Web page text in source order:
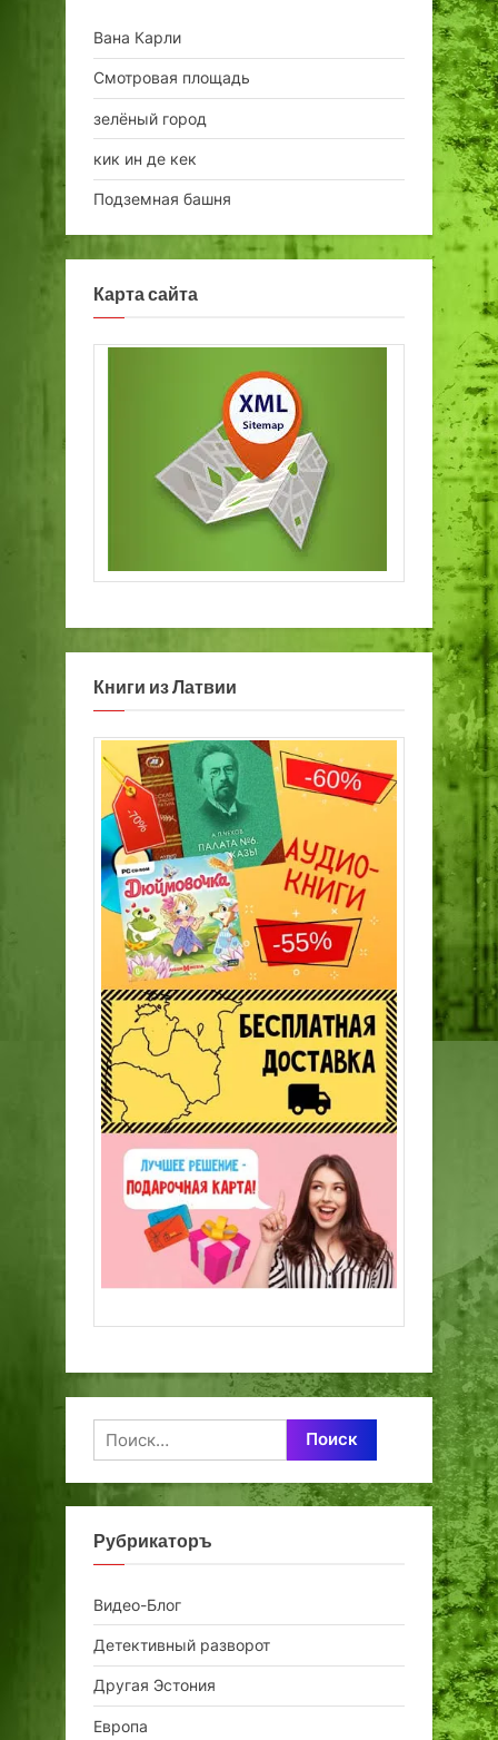
Вана Карли
Смотровая площадь
зелёный город
кик ин де кек
Подземная башня
Карта сайта
Книги из Латвии
Найти:
Рубрикаторъ
Видео-Блог
Детективный разворот
Другая Эстония
Европа